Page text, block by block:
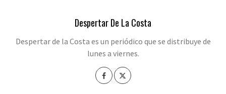
Despertar De La Costa
Despertar de la Costa es un periódico que se distribuye de
lunes a viernes.